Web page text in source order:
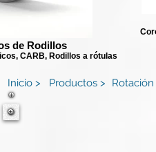
de Rodillos
CARB, Rodillos a rótulas
Inicio > Productos > Rotación